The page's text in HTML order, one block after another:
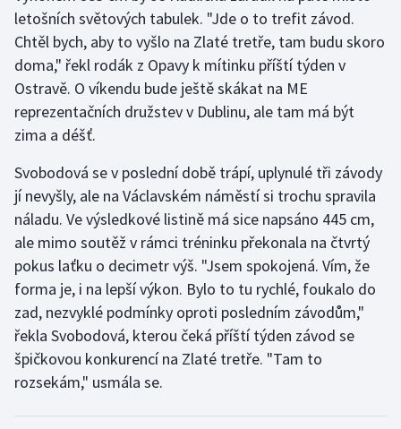
Lyže a snowboard
Moderní pětiboj
Motorsport
Parasport
Plavání
Plážový volejbal
Ragby
Rychlobruslení
letošních světových tabulek. "Jde o to trefit závod.
Chtěl bych, aby to vyšlo na Zlaté tretře, tam budu skoro
doma," řekl rodák z Opavy k mítinku příští týden v
Ostravě. O víkendu bude ještě skákat na ME
reprezentačních družstev v Dublinu, ale tam má být
zima a déšť.
Svobodová se v poslední době trápí, uplynulé tři závody
jí nevyšly, ale na Václavském náměstí si trochu spravila
náladu. Ve výsledkové listině má sice napsáno 445 cm,
ale mimo soutěž v rámci tréninku překonala na čtvrtý
pokus laťku o decimetr výš. "Jsem spokojená. Vím, že
forma je, i na lepší výkon. Bylo to tu rychlé, foukalo do
zad, nezvyklé podmínky oproti posledním závodům,"
řekla Svobodová, kterou čeká příští týden závod se
špičkovou konkurencí na Zlaté tretře. "Tam to
rozsekám," usmála se.